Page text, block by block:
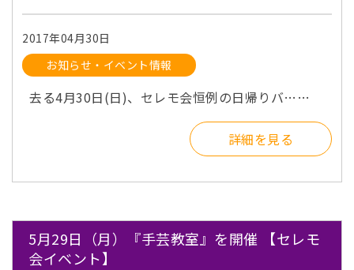
2017年04月30日
お知らせ・イベント情報
去る4月30日(日)、セレモ会恒例の日帰りバ……
詳細を見る
5月29日（月）『手芸教室』を開催 【セレモ
会イベント】